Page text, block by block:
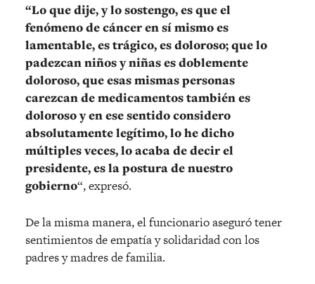
“Lo que dije, y lo sostengo, es que el
fenómeno de cáncer en sí mismo es
lamentable, es trágico, es doloroso; que lo
padezcan niños y niñas es doblemente
doloroso, que esas mismas personas
carezcan de medicamentos también es
doloroso y en ese sentido considero
absolutamente legítimo, lo he dicho
múltiples veces, lo acaba de decir el
presidente, es la postura de nuestro
gobierno“, expresó.
De la misma manera, el funcionario aseguró tener
sentimientos de empatía y solidaridad con los
padres y madres de familia.